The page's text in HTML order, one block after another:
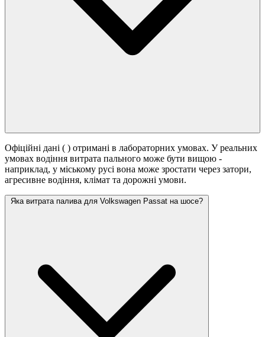
Офіційні дані ( ) отримані в лабораторних умовах. У реальних
умовах водіння витрата пального може бути вищою -
наприклад, у міському русі вона може зростати через затори,
агресивне водіння, клімат та дорожні умови.
Яка витрата палива для Volkswagen Passat на шосе?